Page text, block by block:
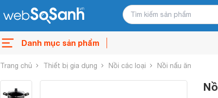
Danh mục sản phẩm
Trang chủ Thiết bị gia dụng Nồi các loại Nồi nấu ăn